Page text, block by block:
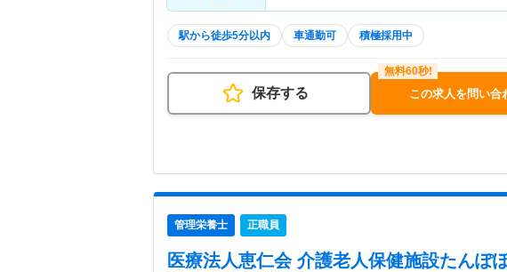
駅から徒歩5分以内 車通勤可 積極採用中
保存する この求人を問い合
管理栄養士 正職員
医療法人恵仁会 介護老人保健施設たんぽ